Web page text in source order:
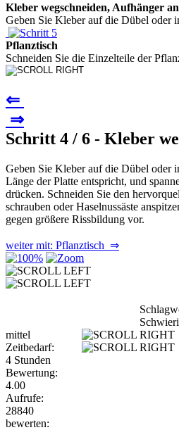
Kleber wegschneiden, Aufhänger
Geben Sie Kleber auf die Dübel oder
Pflanztisch
Schneiden Sie die Einzelteile der
⇐
⇒
Schritt 4 / 6 - Kleber
Geben Sie Kleber auf die Dübel oder
Länge der Platte entspricht, und
drücken. Schneiden Sie den
schrauben oder Haselnussäste
gegen größere Rissbildung vor.
weiter mit: Pflanztisch ⇒
mittel
Zeitbedarf:
4 Stunden
Bewertung:
4.00
Aufrufe:
28840
bewerten: